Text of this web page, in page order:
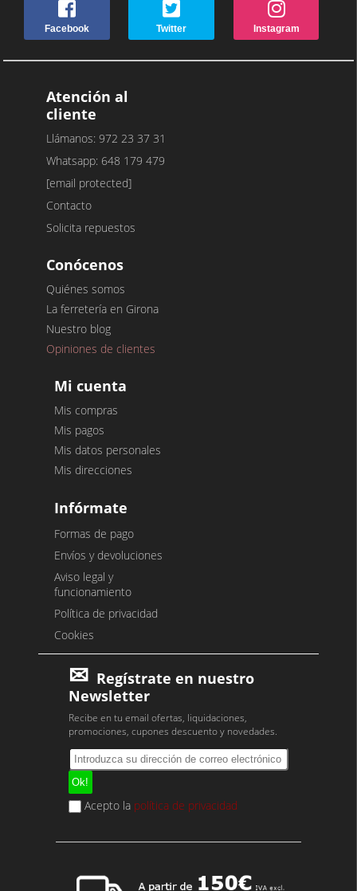
Facebook Twitter Instagram
Atención al
cliente
Llámanos: 972 23 37 31
Whatsapp: 648 179 479
[email protected]
Contacto
Solicita repuestos
Conócenos
Quiénes somos
La ferretería en Girona
Nuestro blog
Opiniones de clientes
Mi cuenta
Mis compras
Mis pagos
Mis datos personales
Mis direcciones
Infórmate
Formas de pago
Envíos y devoluciones
Aviso legal y
funcionamiento
Política de privacidad
Cookies
Regístrate en nuestro
Newsletter
Recibe en tu email ofertas, liquidaciones,
promociones, cupones descuento y novedades.
Acepto la política de privacidad